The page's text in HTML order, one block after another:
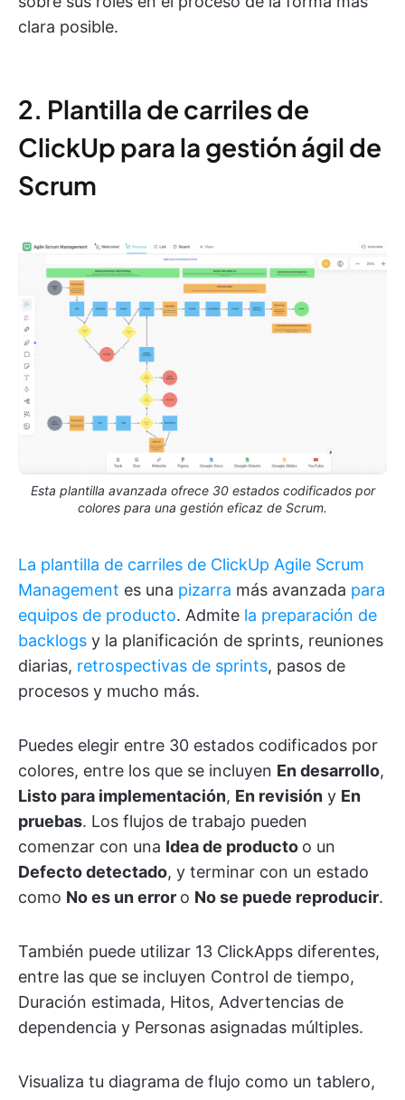
clara posible.
2. Plantilla de carriles de
ClickUp para la gestión ágil de
Scrum
Esta plantilla avanzada ofrece 30 estados codificados por
colores para una gestión eficaz de Scrum.
La plantilla de carriles de ClickUp Agile Scrum
Management es una pizarra más avanzada para
equipos de producto. Admite la preparación de
backlogs y la planificación de sprints, reuniones
diarias, retrospectivas de sprints, pasos de
procesos y mucho más.
Puedes elegir entre 30 estados codificados por
colores, entre los que se incluyen En desarrollo,
Listo para implementación, En revisión y En
pruebas. Los flujos de trabajo pueden
comenzar con una Idea de producto o un
Defecto detectado, y terminar con un estado
como No es un error o No se puede reproducir.
También puede utilizar 13 ClickApps diferentes,
entre las que se incluyen Control de tiempo,
Duración estimada, Hitos, Advertencias de
dependencia y Personas asignadas múltiples.
Visualiza tu diagrama de flujo como un tablero,